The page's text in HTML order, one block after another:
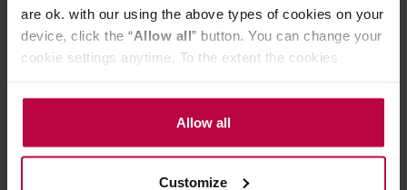
are ok. with our using the above types of cookies on your
device, click the “Allow all” button. You can change your
cookie settings anytime. To the extent the cookies
the controller’s (namely, ALL GOOD S.A., ul.
Mazowiecka 24I/U9, 78-100 Kołobrzeg) or third parties’
legitimate interests which are to ensure a high quality of
activities of the controller and authorized entities. More
Allow all
Customize
DARMOWA DOSTAWA NOWOŚĆ